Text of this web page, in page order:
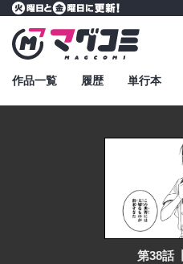
マグコミ – Mag
プレミアムな「マ
火曜日と金曜日に更新
作品一覧 履歴 単行本
第38話